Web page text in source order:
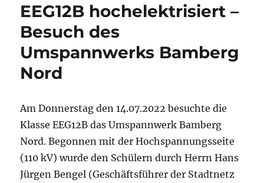
EEG12B hochelektrisiert –
Besuch des
Umspannwerks Bamberg
Nord
Am Donnerstag den 14.07.2022 besuchte die
Klasse EEG12B das Umspannwerk Bamberg
Nord. Begonnen mit der Hochspannungsseite
(110 kV) wurde den Schülern durch Herrn Hans
Jürgen Bengel (Geschäftsführer der Stadtnetz